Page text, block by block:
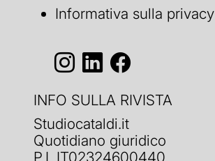
Informativa sulla privacy
INFO SULLA RIVISTA
Studiocataldi.it
Quotidiano giuridico
P.I. IT02324600440